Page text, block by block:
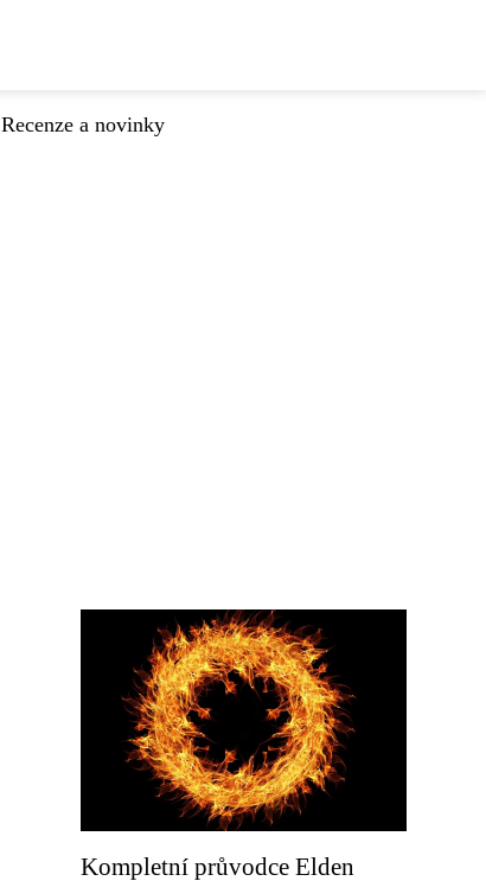
Recenze a novinky
Kompletní průvodce Elden